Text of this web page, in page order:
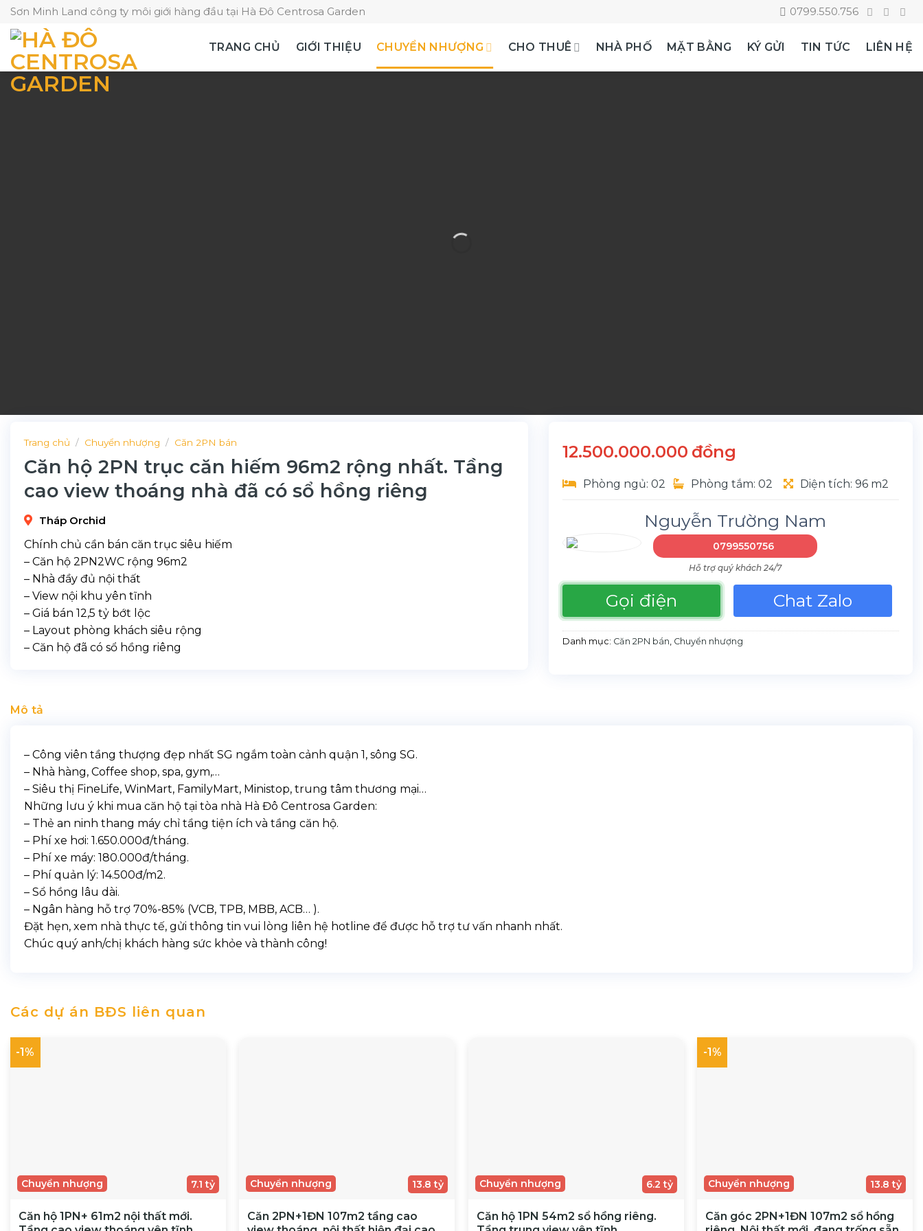
Skip
content
Sơn Minh Land công ty môi giới hàng đầu tại Hà Đô Centrosa Garden 0799.550.756
TRANG CHỦ GIỚI THIỆU CHUYỂN NHƯỢNG CHO THUÊ NHÀ PHỐ MẶT BẰNG KÝ GỬI TIN TỨC LIÊN HỆ
Trang chủ / Chuyển nhượng / Căn 2PN bán
Căn hộ 2PN trục căn hiếm 96m2 rộng nhất. Tầng
cao view thoáng nhà đã có sổ hồng riêng
Tháp Orchid
Chính chủ cần bán căn trục siêu hiếm
– Căn hộ 2PN2WC rộng 96m2
– Nhà đầy đủ nội thất
– View nội khu yên tĩnh
– Giá bán 12,5 tỷ bớt lộc
– Layout phòng khách siêu rộng
– Căn hộ đã có sổ hồng riêng
12.500.000.000 đồng
Phòng ngủ: 02 Phòng tắm: 02 Diện tích: 96 m2
Nguyễn Trường Nam
0799550756
Hỗ trợ quý khách 24/7
Gọi điện Chat Zalo
Danh mục: Căn 2PN bán, Chuyển nhượng
Mô tả
– Công viên tầng thượng đẹp nhất SG ngắm toàn cảnh quận 1, sông SG.
– Nhà hàng, Coffee shop, spa, gym,…
– Siêu thị FineLife, WinMart, FamilyMart, Ministop, trung tâm thương mại…
Những lưu ý khi mua căn hộ tại tòa nhà Hà Đô Centrosa Garden:
– Thẻ an ninh thang máy chỉ tầng tiện ích và tầng căn hộ.
– Phí xe hơi: 1.650.000đ/tháng.
– Phí xe máy: 180.000đ/tháng.
– Phí quản lý: 14.500đ/m2.
– Sổ hồng lâu dài.
– Ngân hàng hỗ trợ 70%-85% (VCB, TPB, MBB, ACB… ).
Đặt hẹn, xem nhà thực tế, gửi thông tin vui lòng liên hệ hotline để được hỗ trợ tư vấn nhanh nhất.
Chúc quý anh/chị khách hàng sức khỏe và thành công!
Các dự án BĐS liên quan
-1%
Chuyển nhượng 7.1 tỷ
Căn hộ 1PN+ 61m2 nội thất mới.
Chuyển nhượng 13.8 tỷ
Căn 2PN+1ĐN 107m2 tầng cao
Chuyển nhượng 6.2 tỷ
Căn hộ 1PN 54m2 sổ hồng riêng.
-1%
Chuyển nhượng 13.8 tỷ
Căn góc 2PN+1ĐN 107m2 sổ hồng